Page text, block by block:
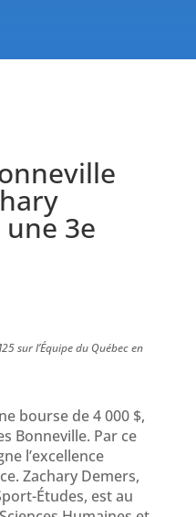
3e
sur l’Équipe du Québec en
bourse de 4 000 $,
Bonneville. Par ce
l’excellence
Zachary Demers,
Études, est au